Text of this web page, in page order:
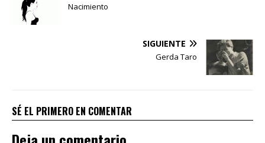
Nacimiento
SIGUIENTE
Gerda Taro
SÉ EL PRIMERO EN COMENTAR